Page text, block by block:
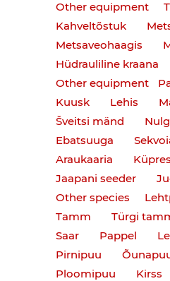
Other equipment
Kahveltõstuk
Metsaveohaagis
Hüdrauliline kraana
Other equipment
Kuusk
Lehis
Šveitsi mänd
Nulg
Ebatsuuga
Araukaaria
Jaapani seeder
Other species
Tamm
Türgi
Saar
Pappel
Pirnipuu
Ploomipuu
Kirss